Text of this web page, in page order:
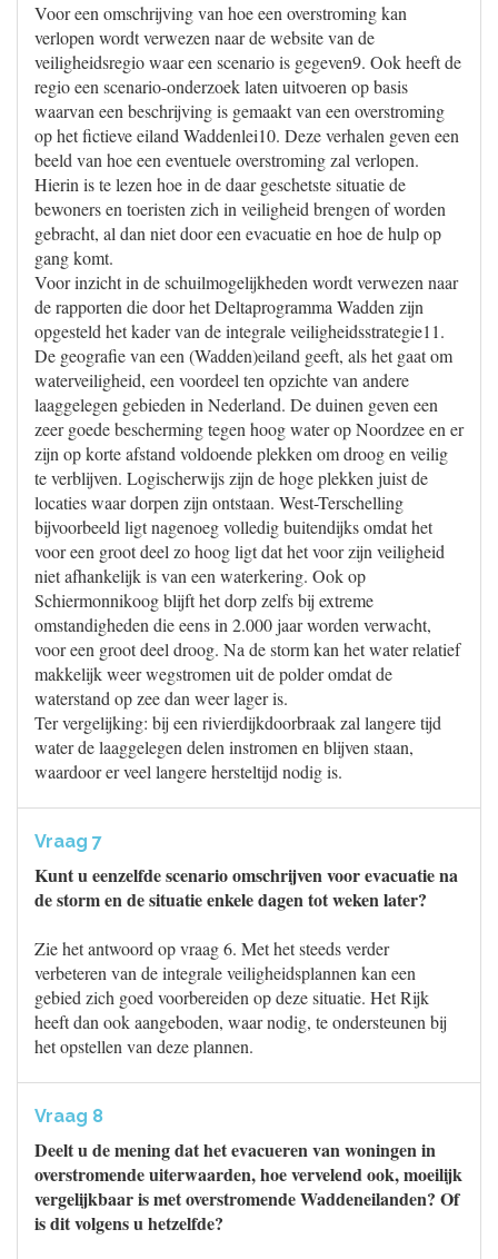
Voor een omschrijving van hoe een overstroming kan
verlopen wordt verwezen naar de website van de
veiligheidsregio waar een scenario is gegeven9. Ook heeft de
regio een scenario-onderzoek laten uitvoeren op basis
waarvan een beschrijving is gemaakt van een overstroming
op het fictieve eiland Waddenlei10. Deze verhalen geven een
beeld van hoe een eventuele overstroming zal verlopen.
Hierin is te lezen hoe in de daar geschetste situatie de
bewoners en toeristen zich in veiligheid brengen of worden
gebracht, al dan niet door een evacuatie en hoe de hulp op
gang komt.
Voor inzicht in de schuilmogelijkheden wordt verwezen naar
de rapporten die door het Deltaprogramma Wadden zijn
opgesteld het kader van de integrale veiligheidsstrategie11.
De geografie van een (Wadden)eiland geeft, als het gaat om
waterveiligheid, een voordeel ten opzichte van andere
laaggelegen gebieden in Nederland. De duinen geven een
zeer goede bescherming tegen hoog water op Noordzee en er
zijn op korte afstand voldoende plekken om droog en veilig
te verblijven. Logischerwijs zijn de hoge plekken juist de
locaties waar dorpen zijn ontstaan. West-Terschelling
bijvoorbeeld ligt nagenoeg volledig buitendijks omdat het
voor een groot deel zo hoog ligt dat het voor zijn veiligheid
niet afhankelijk is van een waterkering. Ook op
Schiermonnikoog blijft het dorp zelfs bij extreme
omstandigheden die eens in 2.000 jaar worden verwacht,
voor een groot deel droog. Na de storm kan het water relatief
makkelijk weer wegstromen uit de polder omdat de
waterstand op zee dan weer lager is.
Ter vergelijking: bij een rivierdijkdoorbraak zal langere tijd
water de laaggelegen delen instromen en blijven staan,
waardoor er veel langere hersteltijd nodig is.
Vraag 7
Kunt u eenzelfde scenario omschrijven voor evacuatie na
de storm en de situatie enkele dagen tot weken later?
Zie het antwoord op vraag 6. Met het steeds verder
verbeteren van de integrale veiligheidsplannen kan een
gebied zich goed voorbereiden op deze situatie. Het Rijk
heeft dan ook aangeboden, waar nodig, te ondersteunen bij
het opstellen van deze plannen.
Vraag 8
Deelt u de mening dat het evacueren van woningen in
overstromende uiterwaarden, hoe vervelend ook, moeilijk
vergelijkbaar is met overstromende Waddeneilanden? Of
is dit volgens u hetzelfde?